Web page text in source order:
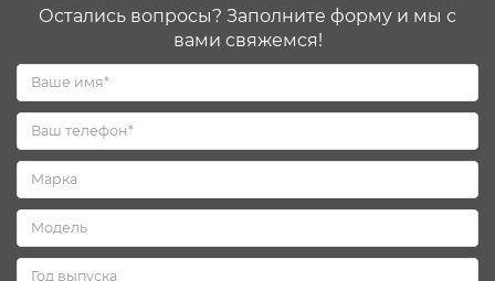
Остались вопросы? Заполните форму и мы с
вами свяжемся!